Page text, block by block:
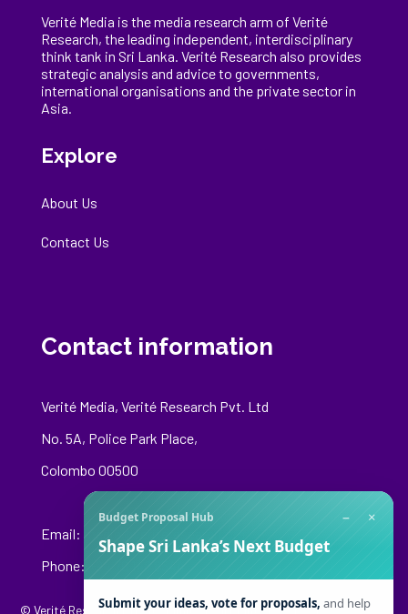
Verité Media is the media research arm of Verité
Research, theleading independent, interdisciplinary
think tank in Sri Lanka. Verité Research also provides
strategic analysis and advice to governments,
international organisations and the private sector in
Asia.
Explore
About Us
Contact Us
Contact information
Verité Media, Verité Research Pvt. Ltd
No. 5A, Police Park Place,
Colombo 00500
Email:
Phone: +94 76 148 8544
© Verité Research Private Limited. All Rights Reserved.
Budget Proposal Hub − ×
Shape Sri Lanka’s Next Budget
Submit your ideas, vote for proposals, and help